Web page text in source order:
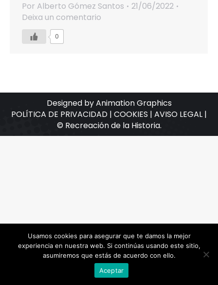
Por Alberto Gómez Santos
21/06/2022
Deixa un comentario
0
Designed by Animation Graphics
POLÍTICA DE PRIVACIDAD | COOKIES | AVISO LEGAL |
© Recreación de la Historia.
Usamos cookies para asegurar que te damos la mejor
experiencia en nuestra web. Si continúas usando este sitio,
asumiremos que estás de acuerdo con ello.
Aceptar